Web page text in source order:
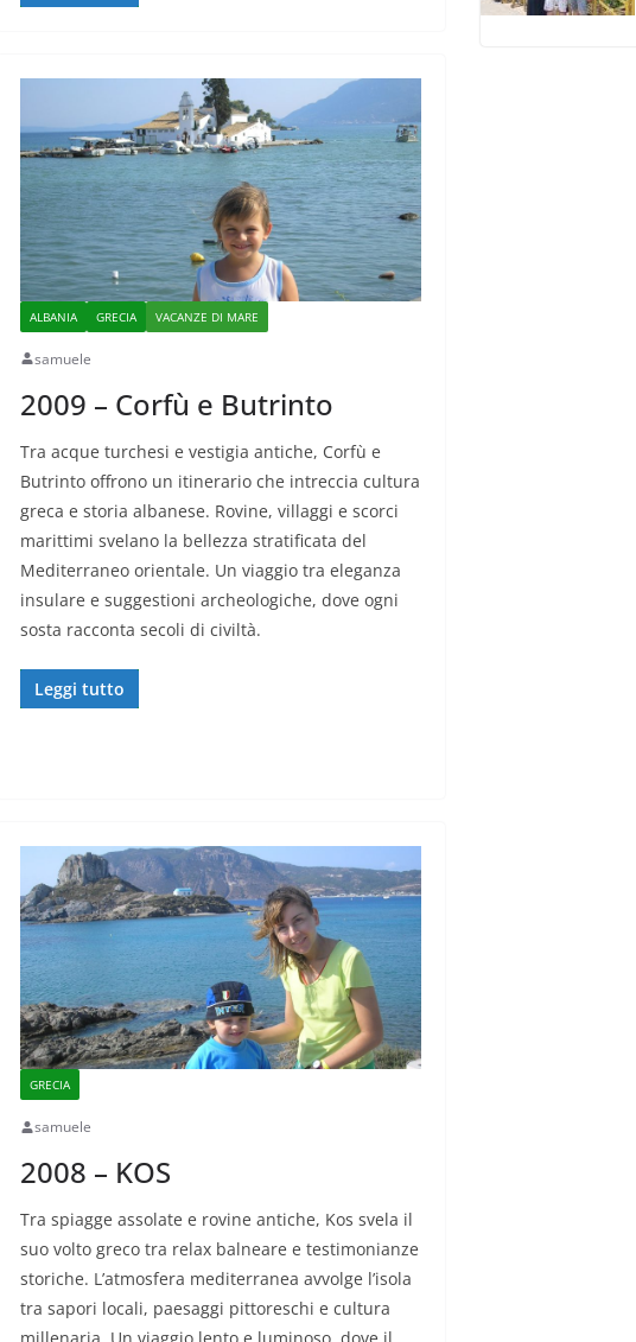
ALBANIA GRECIA VACANZE DI MARE
samuele
2009 – Corfù e Butrinto
Tra acque turchesi e vestigia antiche, Corfù e
Butrinto offrono un itinerario che intreccia cultura
greca e storia albanese. Rovine, villaggi e scorci
marittimi svelano la bellezza stratificata del
Mediterraneo orientale. Un viaggio tra eleganza
insulare e suggestioni archeologiche, dove ogni
sosta racconta secoli di civiltà.
Leggi tutto
GRECIA
samuele
2008 – KOS
Tra spiagge assolate e rovine antiche, Kos svela il
suo volto greco tra relax balneare e testimonianze
storiche. L’atmosfera mediterranea avvolge l’isola
tra sapori locali, paesaggi pittoreschi e cultura